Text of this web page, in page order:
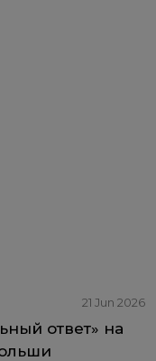
21 Jun 2026
ответ» на